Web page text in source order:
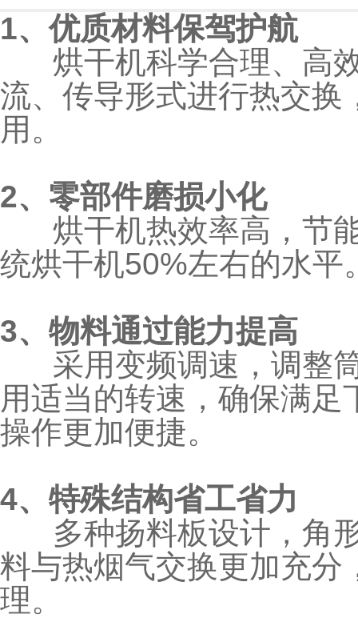
1、优质材料保驾护航
烘干机科学合理、高效
流、传导形式进行热交换
用。
2、零部件磨损小化
烘干机热效率高，节能
统烘干机50%左右的水平
3、物料通过能力提高
采用变频调速，调整筒
用适当的转速，确保满
操作更加便捷。
4、特殊结构省工省力
多种扬料板设计，角形
料与热烟气交换更加充分
理。